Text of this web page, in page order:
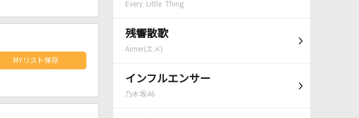
Every Little Thing
残響散歌
Aimer(エメ)
インフルエンサー
乃木坂46
MYリスト保存